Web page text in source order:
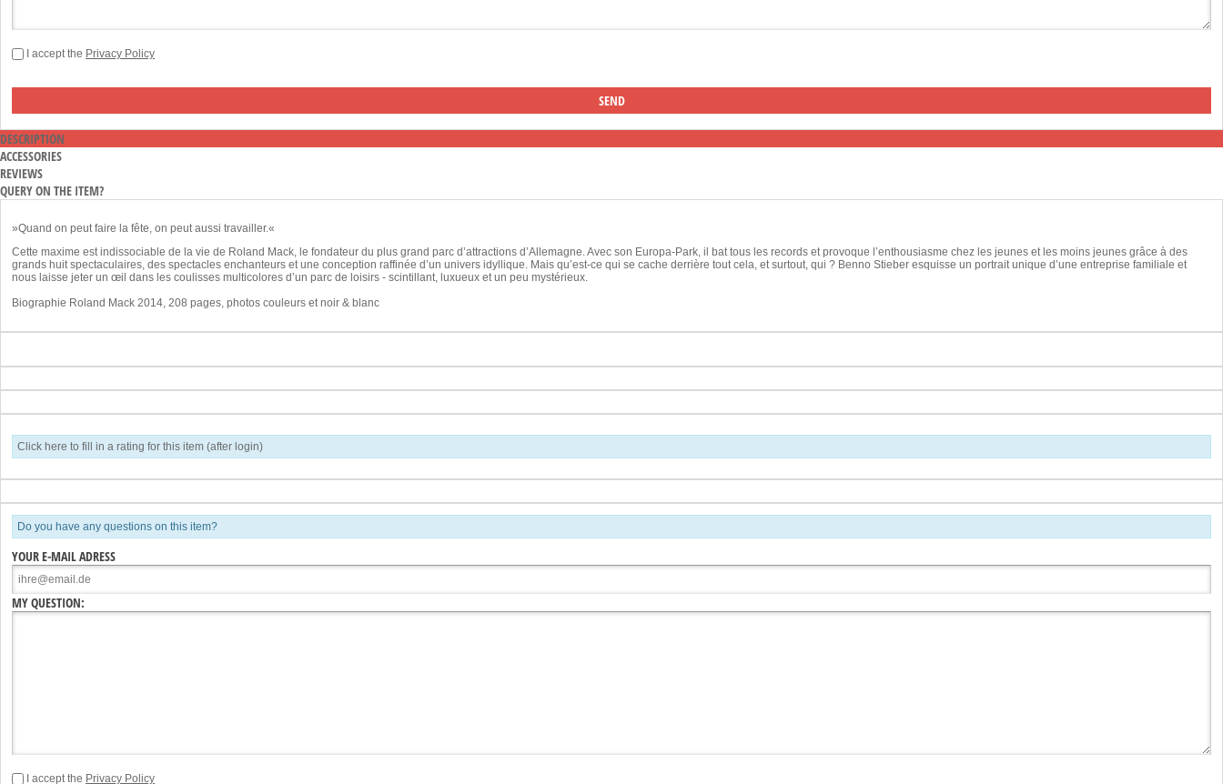
I accept the Privacy Policy
DESCRIPTION
ACCESSORIES
REVIEWS
QUERY ON THE ITEM?
»Quand on peut faire la fête, on peut aussi travailler.«
Cette maxime est indissociable de la vie de Roland Mack, le fondateur du plus grand parc d’attractions d’Allemagne. Avec son Europa-Park, il bat tous les records et provoque l’enthousiasme chez les jeunes et les moins jeunes grâce à des
grands huit spectaculaires, des spectacles enchanteurs et une conception raffinée d’un univers idyllique. Mais qu’est-ce qui se cache derrière tout cela, et surtout, qui ? Benno Stieber esquisse un portrait unique d’une entreprise familiale et
nous laisse jeter un œil dans les coulisses multicolores d’un parc de loisirs - scintillant, luxueux et un peu mystérieux.
Biographie Roland Mack 2014, 208 pages, photos couleurs et noir & blanc
Click here to fill in a rating for this item (after login)
Do you have any questions on this item?
YOUR E-MAIL ADRESS
MY QUESTION:
I accept the Privacy Policy